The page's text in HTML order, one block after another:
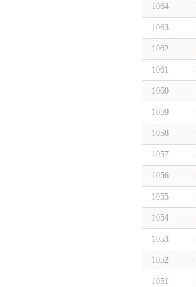
1064
1063
1062
1061
1060
1059
1058
1057
1056
1055
1054
1053
1052
1051